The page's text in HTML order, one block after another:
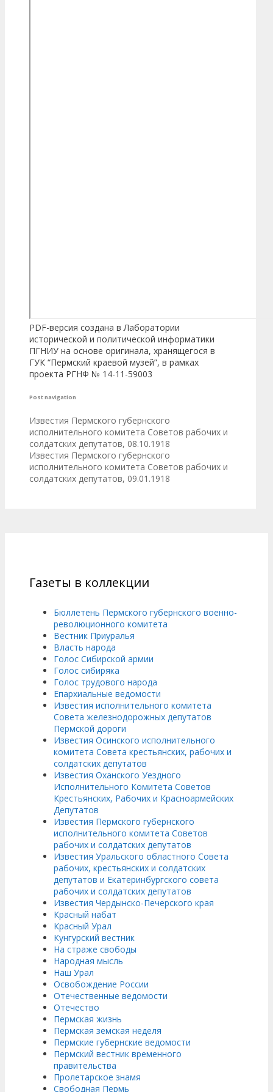
PDF-версия создана в Лаборатории
исторической и политической информатики
ПГНИУ на основе оригинала, хранящегося в
ГУК “Пермский краевой музей”, в рамках
проекта РГНФ № 14-11-59003
Post navigation
Известия Пермского губернского
исполнительного комитета Советов рабочих и
солдатских депутатов, 08.10.1918
Известия Пермского губернского
исполнительного комитета Советов рабочих и
солдатских депутатов, 09.01.1918
Газеты в коллекции
Бюллетень Пермского губернского военно-
революционного комитета
Вестник Приуралья
Власть народа
Голос Сибирской армии
Голос сибиряка
Голос трудового народа
Епархиальные ведомости
Известия исполнительного комитета
Совета железнодорожных депутатов
Пермской дороги
Известия Осинского исполнительного
комитета Совета крестьянских, рабочих и
солдатских депутатов
Известия Оханского Уездного
Исполнительного Комитета Советов
Крестьянских, Рабочих и Красноармейских
Депутатов
Известия Пермского губернского
исполнительного комитета Советов
рабочих и солдатских депутатов
Известия Уральского областного Совета
рабочих, крестьянских и солдатских
депутатов и Екатеринбургского совета
рабочих и солдатских депутатов
Известия Чердынско-Печерского края
Красный набат
Красный Урал
Кунгурский вестник
На страже свободы
Народная мысль
Наш Урал
Освобождение России
Отечественные ведомости
Отечество
Пермская жизнь
Пермская земская неделя
Пермские губернские ведомости
Пермский вестник временного
правительства
Пролетарское знамя
Свободная Пермь